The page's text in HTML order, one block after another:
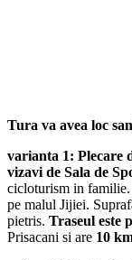
Tura va avea loc
varianta 1: Plecare
vizavi de Sala de
cicloturism in familie.
pe malul Jijiei.
pietris. Traseul este
Prisacani si are 10